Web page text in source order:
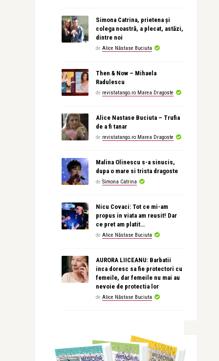
Simona Catrina, prietena și
colega noastră, a plecat, astăzi,
dintre noi
de Alice Năstase Buciuta
Then & Now – Mihaela
Radulescu
de revistatango.ro Marea Dragoste
Alice Nastase Buciuta – Trufia
de a fi tanar
de revistatango.ro Marea Dragoste
Malina Olinescu s-a sinucis,
dupa o mare si trista dragoste
de Simona Catrina
Nicu Covaci: Tot ce mi-am
propus in viata am reusit! Dar
ce pret am platit…
de Alice Năstase Buciuta
AURORA LIICEANU: Barbatii
inca doresc sa fie protectori cu
femeile, dar femeile nu mai au
nevoie de protectia lor
de Alice Năstase Buciuta